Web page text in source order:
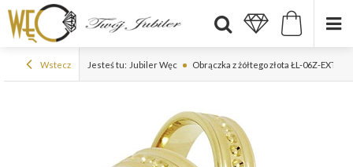
Wstecz Jesteś tu: Jubiler Węc Obrączka z żółtego złota ŁL-06Z-EXTRA